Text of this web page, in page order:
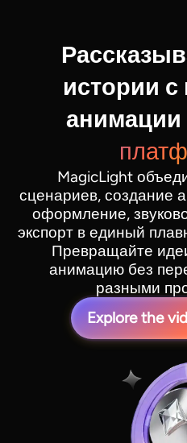
истории
анимации
MagicLight
сценариев, создание
оформление,
экспорт в единый
Превращайте
анимацию без
разными
Explore the